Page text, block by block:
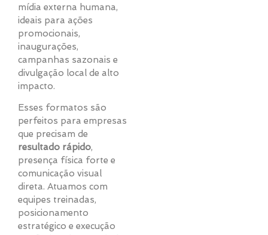
mídia externa humana,
ideais para ações
promocionais,
inaugurações,
campanhas sazonais e
divulgação local de alto
impacto.
Esses formatos são
perfeitos para empresas
que precisam de
resultado rápido,
presença física forte e
comunicação visual
direta. Atuamos com
equipes treinadas,
posicionamento
estratégico e execução